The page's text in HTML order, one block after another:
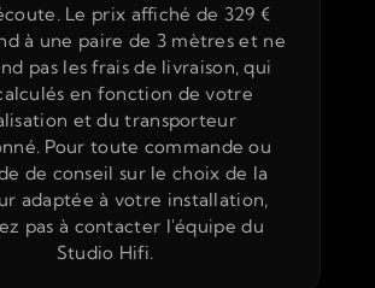
Le prix affiché de 329 €
à une paire de 3 mètres et ne
pas les frais de livraison, qui
en fonction de votre
et du transporteur
Pour toute commande ou
de conseil sur le choix de la
adaptée à votre installation,
pas à contacter l'équipe du
Studio Hifi.